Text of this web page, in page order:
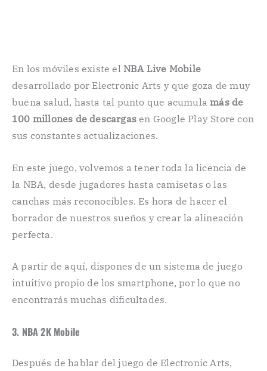
En los móviles existe el NBA Live Mobile
desarrollado por Electronic Arts y que goza de muy
buena salud, hasta tal punto que acumulamás de
100 millones de descargas en Google Play Store con
sus constantes actualizaciones.
En este juego, volvemos a tener toda la licencia de
la NBA, desde jugadores hasta camisetas o las
canchas más reconocibles. Es hora de hacer el
borrador de nuestros sueños y crear la alineación
perfecta.
A partir de aquí, dispones de un sistema de juego
intuitivo propio de los smartphone, por lo que no
encontrarás muchas dificultades.
3. NBA 2K Mobile
Después de hablar del juego de Electronic Arts,